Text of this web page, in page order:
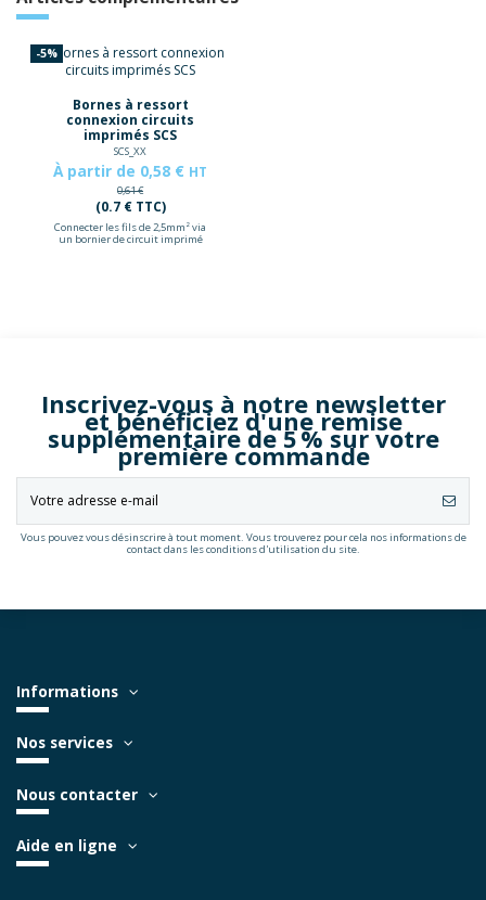
-5%
Bornes à ressort
connexion circuits
imprimés SCS
SCS_XX
À partir de 0,58 € HT
0,61 €
(0.7 € TTC)
Connecter les fils de 2,5mm² via
un bornier de circuit imprimé
Inscrivez-vous à notre newsletter
et bénéficiez d'une remise
supplémentaire de 5 % sur votre
première commande
Vous pouvez vous désinscrire à tout moment. Vous trouverez pour cela nos informations de
contact dans les conditions d'utilisation du site.
Informations
Nos services
Nous contacter
Aide en ligne